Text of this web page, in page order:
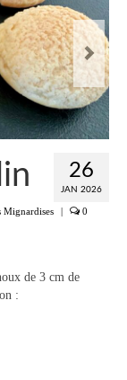
26
JAN 2026
Mignardises | 0
de 3 cm de
: